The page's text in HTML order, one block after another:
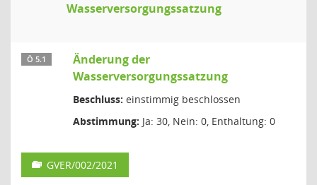
Wasserversorgungssatzung
Ö 5.1
Änderung der
Wasserversorgungssatzung
Beschluss: einstimmig beschlossen
Abstimmung: Ja: 30, Nein: 0, Enthaltung: 0
GVER/002/2021